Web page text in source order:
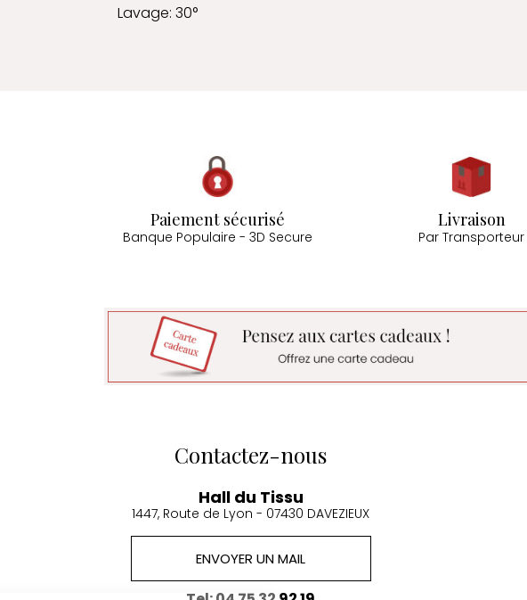
Lavage: 30°
Paiement sécurisé
Banque Populaire - 3D Secure
Livraison
Par Transporteur
Contactez-nous
Hall du Tissu
1447, Route de Lyon - 07430 DAVEZIEUX
ENVOYER UN MAIL